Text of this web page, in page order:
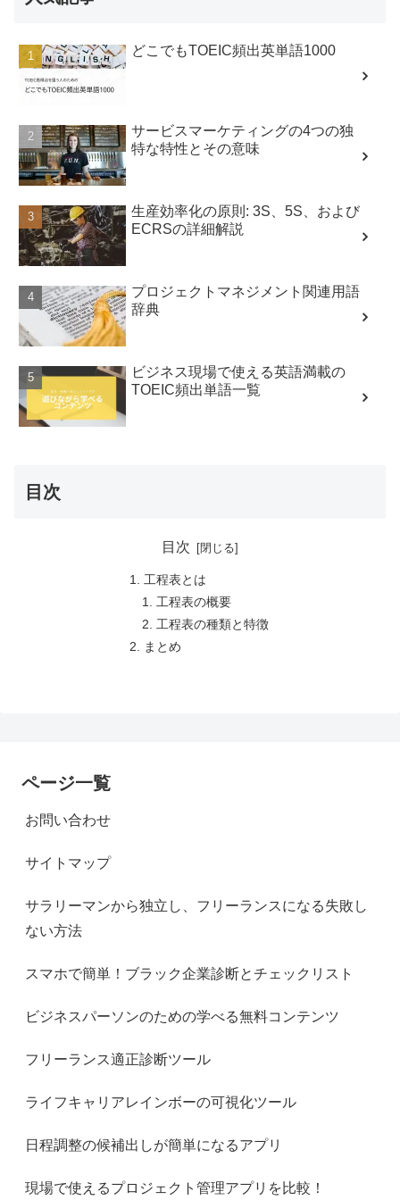
どこでもTOEIC頻出英単語1000
サービスマーケティングの4つの独
特な特性とその意味
生産効率化の原則: 3S、5S、および
ECRSの詳細解説
プロジェクトマネジメント関連用語
辞典
ビジネス現場で使える英語満載の
TOEIC頻出単語一覧
目次
目次
工程表とは
工程表の概要
工程表の種類と特徴
まとめ
ページ一覧
お問い合わせ
サイトマップ
サラリーマンから独立し、フリーランスになる失敗し
ない方法
スマホで簡単！ブラック企業診断とチェックリスト
ビジネスパーソンのための学べる無料コンテンツ
フリーランス適正診断ツール
ライフキャリアレインボーの可視化ツール
日程調整の候補出しが簡単になるアプリ
現場で使えるプロジェクト管理アプリを比較！